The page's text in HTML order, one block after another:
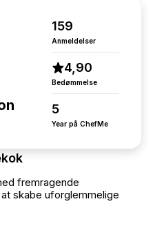
159
Anmeldelser
4,90
Bedømmelse
5
Year på ChefMe
fremragende
skabe uforglemmelige